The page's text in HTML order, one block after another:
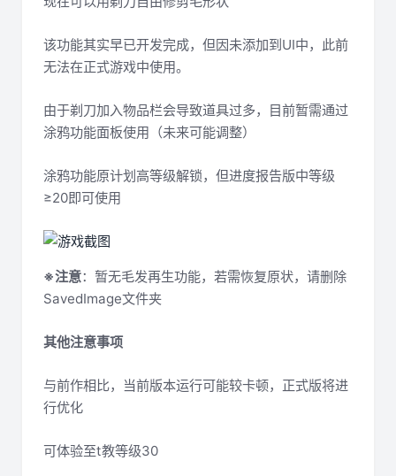
该功能其实早已开发完成，但因未添加到UI中，此前
无法在正式游戏中使用。
由于剃刀加入物品栏会导致道具过多，目前暂需通过
涂鸦功能面板使用（未来可能调整）
涂鸦功能原计划高等级解锁，但进度报告版中等级
≥20即可使用
※注意：暂无毛发再生功能，若需恢复原状，请删除
SavedImage文件夹
其他注意事项
与前作相比，当前版本运行可能较卡顿，正式版将进
行优化
可体验至t教等级30